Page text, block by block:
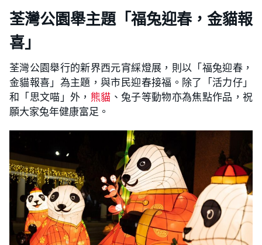
荃灣公園舉主題「福兔迎春，金貓報
喜」
荃灣公園舉行的新界西元宵綵燈展，則以「福兔迎春，
金貓報喜」為主題，與市民迎春接福。除了「活力仔」
和「思文喵」外， 熊貓 、兔子等動物亦為焦點作品，祝
願大家兔年健康富足。